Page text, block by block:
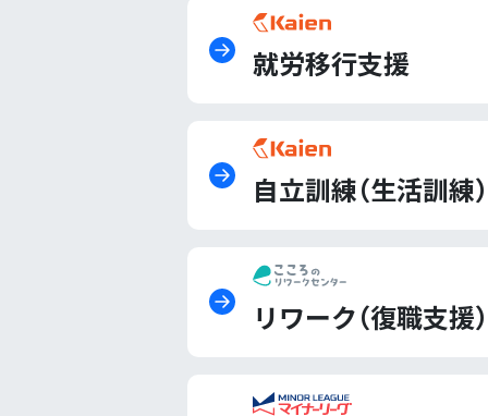
就労移行支援
自立訓練（生活訓練）
リワーク（復職支援）